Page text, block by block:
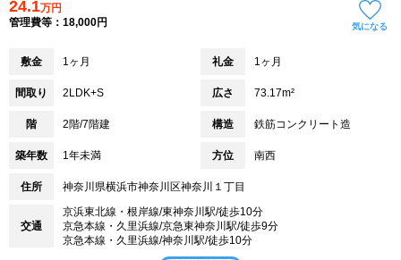
24.1万円
管理費等：18,000円
気になる
敷金 1ヶ月 礼金 1ヶ月
間取り 2LDK+S 広さ 73.17m²
階 2階/7階建 構造 鉄筋コンクリート造
築年数 1年未満 方位 南西
住所 神奈川県横浜市神奈川区神奈川１丁目
交通
京浜東北線・根岸線/東神奈川駅/徒歩10分
京急本線・久里浜線/京急東神奈川駅/徒歩9分
京急本線・久里浜線/神奈川駅/徒歩10分